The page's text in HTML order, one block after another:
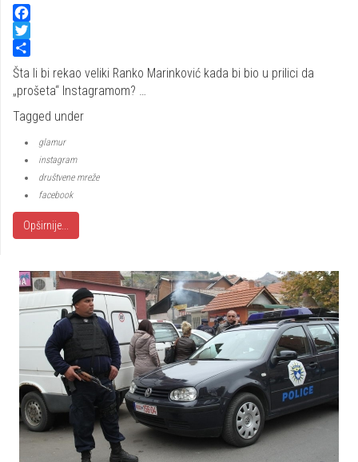
Facebook
Twitter
Share
Šta li bi rekao veliki Ranko Marinković kada bi bio u prilici da
„prošeta“ Instagramom? …
Tagged under
glamur
instagram
društvene mreže
facebook
Opširnije...